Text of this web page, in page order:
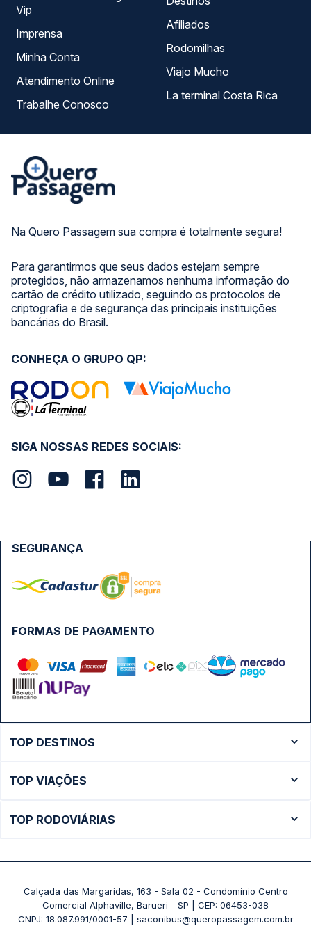
Na Quero Passagem sua compra é totalmente segura!
Para garantirmos que seus dados estejam sempre
protegidos, não armazenamos nenhuma informação do
cartão de crédito utilizado, seguindo os protocolos de
criptografia e de segurança das principais instituições
bancárias do Brasil.
Vip
Imprensa
Minha Conta
Atendimento Online
Trabalhe Conosco
Afiliados
Rodomilhas
Viajo Mucho
La terminal Costa Rica
SIGA NOSSAS REDES SOCIAIS:
CONHEÇA O GRUPO QP:
FORMAS DE PAGAMENTO
SEGURANÇA
TOP DESTINOS
Ônibus São Paulo
TOP VIAÇÕES
Passagens Pássaro Marron
+ Viações
TOP RODOVIÁRIAS
Rodoviária Belo Horizonte - Gov. Israel Pinheiro (Tergip)
Rodoviária Curitiba
Calçada das Margaridas, 163 - Sala 02 - Condomínio Centro
Comercial Alphaville, Barueri - SP | CEP: 06453-038
CNPJ: 18.087.991/0001-57 | saconibus@queropassagem.com.br